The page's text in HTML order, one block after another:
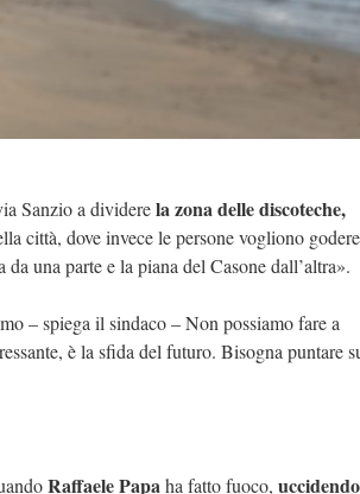
Sanzio a dividerela zona delle discoteche,
città, dove invece le persone vogliono godere
una parte e la piana del Casone dall’altra».
– spiega il sindaco – Non possiamo fare a
è la sfida del futuro. Bisogna puntare
Raffaele Papa ha fatto fuoco,